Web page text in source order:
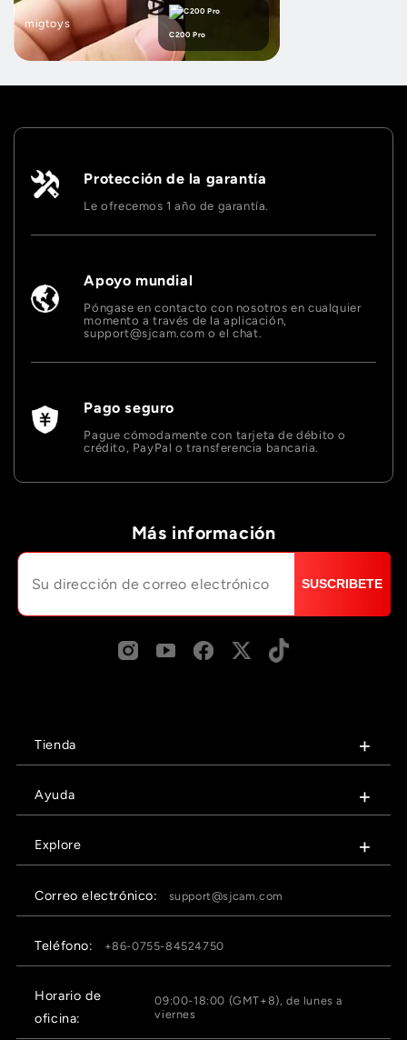
“
migtoys
C200 Pro
Protección de la garantía
Le ofrecemos 1 año de garantía.
Apoyo mundial
Póngase en contacto con nosotros en cualquier
momento a través de la aplicación,
support@sjcam.com o el chat.
Pago seguro
Pague cómodamente con tarjeta de débito o
crédito, PayPal o transferencia bancaria.
Más información
SUSCRIBETE
Tienda
Ayuda
Explore
Correo electrónico: support@sjcam.com
Teléfono: +86-0755-84524750
Horario de
oficina:
09:00-18:00 (GMT+8), de lunes a
viernes